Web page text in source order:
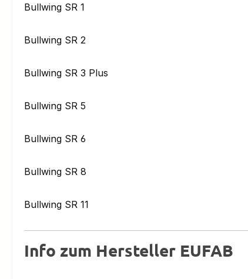
Bullwing SR 1
Bullwing SR 2
Bullwing SR 3 Plus
Bullwing SR 5
Bullwing SR 6
Bullwing SR 8
Bullwing SR 11
Info zum Hersteller EUFAB